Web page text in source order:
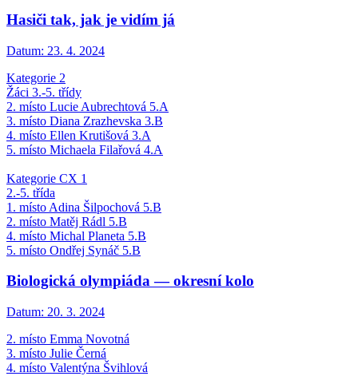
Hasiči tak, jak je vidím já
Datum: 23. 4. 2024
Kategorie 2
Žáci 3.-5. třídy
2. místo Lucie Aubrechtová 5.A
3. místo Diana Zrazhevska 3.B
4. místo Ellen Krutišová 3.A
5. místo Michaela Filařová 4.A
Kategorie CX 1
2.-5. třída
1. místo Adina Šilpochová 5.B
2. místo Matěj Rádl 5.B
4. místo Michal Planeta 5.B
5. místo Ondřej Synáč 5.B
Biologická olympiáda — okresní kolo
Datum: 20. 3. 2024
2. místo Emma Novotná
3. místo Julie Černá
4. místo Valentýna Švihlová